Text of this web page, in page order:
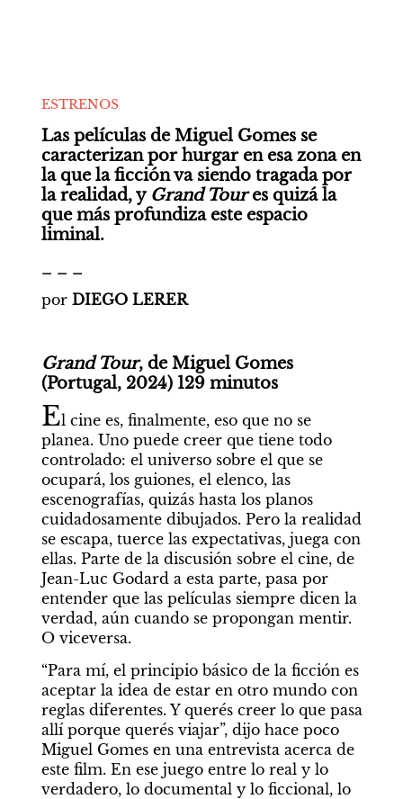
ESTRENOS
Las películas de Miguel Gomes se
caracterizan por hurgar en esa zona en
la que la ficción va siendo tragada por
la realidad, y Grand Tour es quizá la
que más profundiza este espacio
liminal.
por DIEGO LERER
Grand Tour, de Miguel Gomes
(Portugal, 2024) 129 minutos
El cine es, finalmente, eso que no se
planea. Uno puede creer que tiene todo
controlado: el universo sobre el que se
ocupará, los guiones, el elenco, las
escenografías, quizás hasta los planos
cuidadosamente dibujados. Pero la realidad
se escapa, tuerce las expectativas, juega con
ellas. Parte de la discusión sobre el cine, de
Jean-Luc Godard a esta parte, pasa por
entender que las películas siempre dicen la
verdad, aún cuando se propongan mentir.
O viceversa.
“Para mí, el principio básico de la ficción es
aceptar la idea de estar en otro mundo con
reglas diferentes. Y querés creer lo que pasa
allí porque querés viajar”, dijo hace poco
Miguel Gomes en una entrevista acerca de
este film. En ese juego entre lo real y lo
verdadero, lo documental y lo ficcional, lo